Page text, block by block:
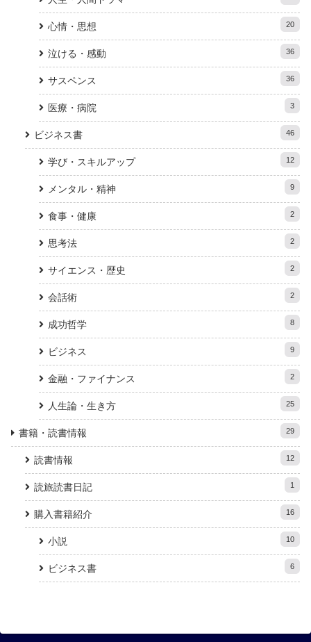
心情・思想 20
泣ける・感動 36
サスペンス 36
医療・病院 3
ビジネス書 46
学び・スキルアップ 12
メンタル・精神 9
食事・健康 2
思考法 2
サイエンス・歴史 2
会話術 2
成功哲学 8
ビジネス 9
金融・ファイナンス 2
人生論・生き方 25
書籍・読書情報 29
読書情報 12
読旅読書日記 1
購入書籍紹介 16
小説 10
ビジネス書 6